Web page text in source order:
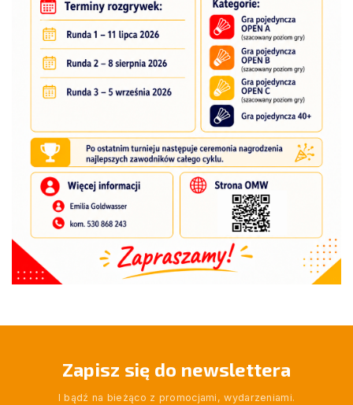
Zapisz się do newslettera
I bądź na bieżąco z promocjami, wydarzeniami.